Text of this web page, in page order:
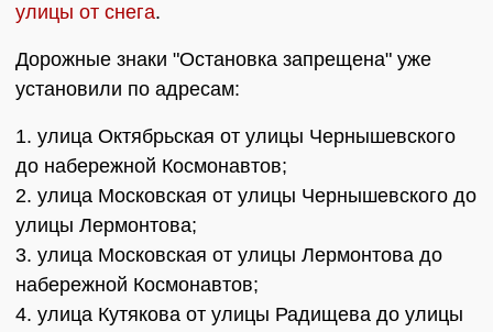
улицы от снега.
Дорожные знаки "Остановка запрещена" уже
установили по адресам:
1. улица Октябрьская от улицы Чернышевского
до набережной Космонавтов;
2. улица Московская от улицы Чернышевского до
улицы Лермонтова;
3. улица Московская от улицы Лермонтова до
набережной Космонавтов;
4. улица Кутякова от улицы Радищева до улицы